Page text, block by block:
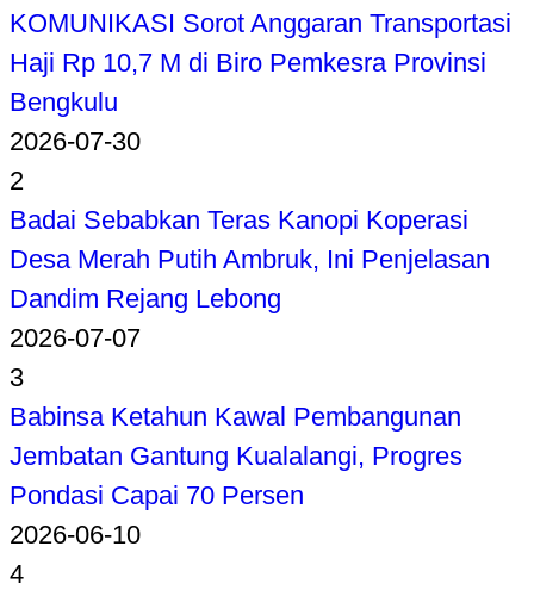
KOMUNIKASI Sorot Anggaran Transportasi
Haji Rp 10,7 M di Biro Pemkesra Provinsi
Bengkulu
2026-07-30
2
Badai Sebabkan Teras Kanopi Koperasi
Desa Merah Putih Ambruk, Ini Penjelasan
Dandim Rejang Lebong
2026-07-07
3
Babinsa Ketahun Kawal Pembangunan
Jembatan Gantung Kualalangi, Progres
Pondasi Capai 70 Persen
2026-06-10
4